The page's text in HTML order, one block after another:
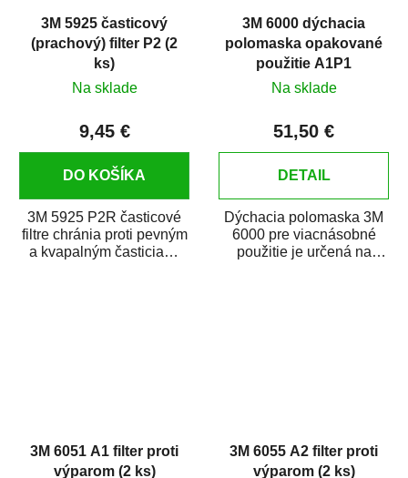
3M 5925 časticový
(prachový) filter P2 (2
ks)
Na sklade
9,45 €
DO KOŠÍKA
3M 5925 P2R časticové
filtre chránia proti pevným
a kvapalným časticiam.
3M 6000 dýchacia
polomaska opakované
použitie A1P1
Na sklade
51,50 €
DETAIL
Dýchacia polomaska 3M
6000 pre viacnásobné
použitie je určená na
3M 6051 A1 filter proti
výparom (2 ks)
3M 6055 A2 filter proti
výparom (2 ks)